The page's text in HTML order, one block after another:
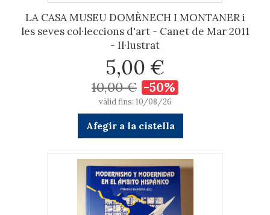
LA CASA MUSEU DOMÈNECH I MONTANER i
les seves col·leccions d'art - Canet de Mar 2011
- Il·lustrat
5,00 €
10,00 € -50%
vàlid fins: 10/08/26
Afegir a la cistella